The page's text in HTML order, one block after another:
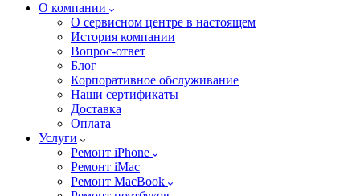
О компании
О сервисном центре в настоящем
История компании
Вопрос-ответ
Блог
Корпоративное обслуживание
Наши сертификаты
Доставка
Оплата
Услуги
Ремонт iPhone
Ремонт iMac
Ремонт MacBook